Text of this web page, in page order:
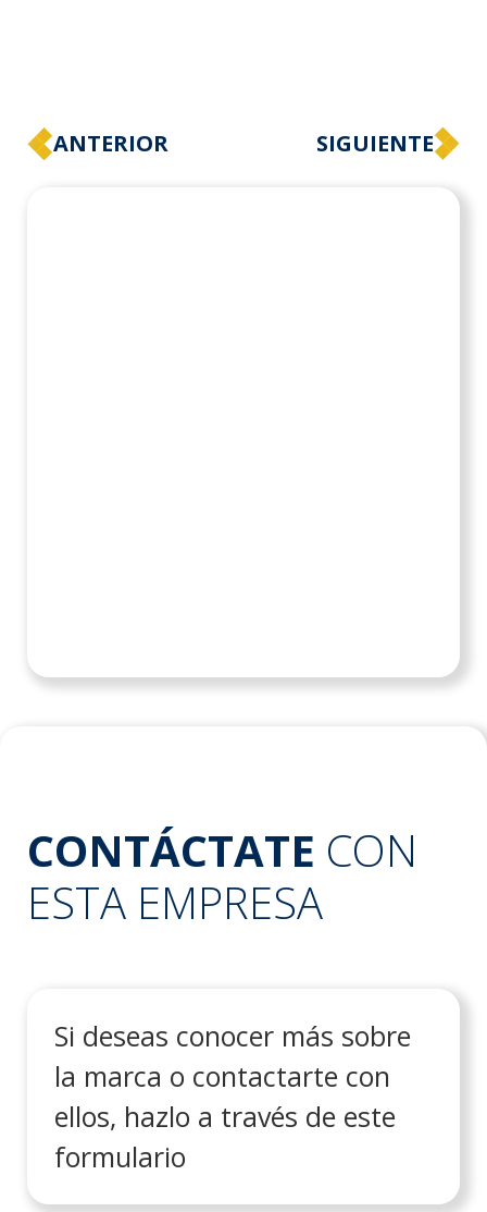
ANTERIOR SIGUIENTE
CONTÁCTATE CON
ESTA EMPRESA
Si deseas conocer más sobre
la marca o contactarte con
ellos, hazlo a través de este
formulario